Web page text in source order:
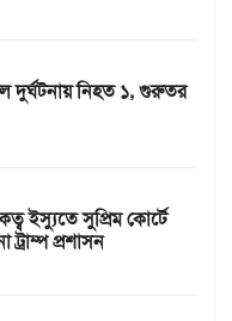
দুর্ঘটনায় নিহত ১, গুরুতর
ইস্যুতে সুপ্রিম কোর্টে
প্রশাসন